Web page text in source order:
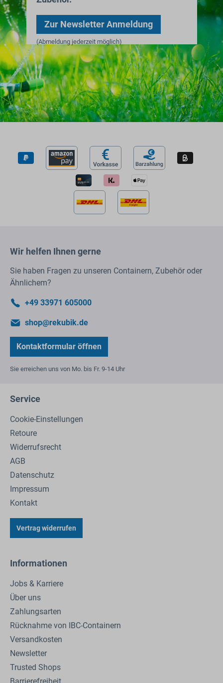
Zur Newsletter Anmeldung
(Abmeldung jederzeit möglich)
Wir helfen Ihnen gerne
Sie haben Fragen zu unseren Containern, Zubehör oder
Ähnlichem?
+49 33971 605000
shop@rekubik.de
Kontaktformular öffnen
Sie erreichen uns von Mo. bis Fr. 9-14 Uhr
Service
Cookie-Einstellungen
Retoure
Widerrufsrecht
AGB
Datenschutz
Impressum
Kontakt
Vertrag widerrufen
Informationen
Jobs & Karriere
Über uns
Zahlungsarten
Rücknahme von IBC-Containern
Versandkosten
Newsletter
Trusted Shops